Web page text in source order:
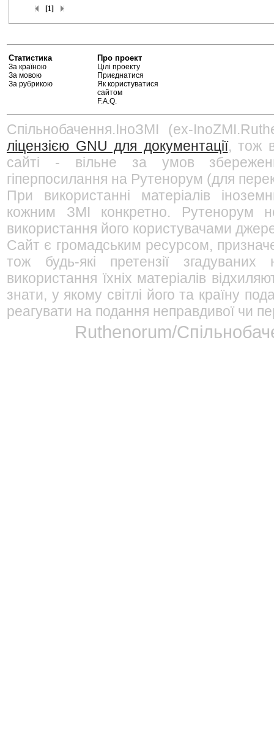
[1]
Статистика
За країною
За мовою
За рубрикою
Про проект
Цілі проекту
Приєднатися
Як користуватися
сайтом
F.A.Q.
Спільнобачення.ІноЗМІ (ex-
ліцензією GNU для документації, тож
сайті - вільне за умов
гіперпосилання на Рутенорум (для
При використанні матеріалів
кожним ЗМІ конкретно. Рутенорум
використання його користувачами
Сайт є громадським ресурсом,
тож будь-які претензії
використання їхніх матеріалів
знати, у якому світлі його та країну
реагувати на подання неправдивої чи
Ruthenorum/